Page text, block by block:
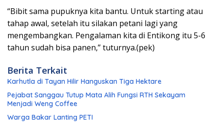
“Bibit sama pupuknya kita bantu. Untuk starting atau
tahap awal, setelah itu silakan petani lagi yang
mengembangkan. Pengalaman kita di Entikong itu 5-6
tahun sudah bisa panen,” tuturnya.(pek)
Berita Terkait
Karhutla di Tayan Hilir Hanguskan Tiga Hektare
Pejabat Sanggau Tutup Mata Alih Fungsi RTH Sekayam
Menjadi Weng Coffee
Warga Bakar Lanting PETI